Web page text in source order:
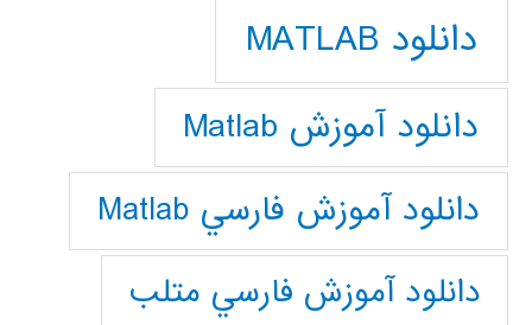
دانلود MATLAB
دانلود آموزش Matlab
دانلود آموزش فارسي Matlab
دانلود آموزش فارسي متلب